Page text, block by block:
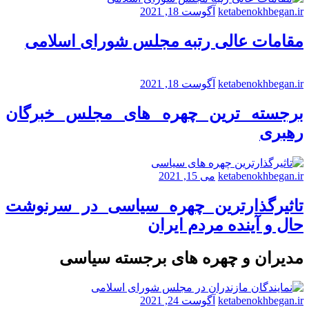
ketabenokhbegan.ir آگوست 18, 2021
مقامات عالی رتبه مجلس شورای اسلامی
ketabenokhbegan.ir آگوست 18, 2021
برجسته ترین چهره های مجلس خبرگان
رهبری
ketabenokhbegan.ir می 15, 2021
تاثیرگذارترین چهره سیاسی در سرنوشت
حال و آینده مردم ایران
مدیران و چهره های برجسته سیاسی
ketabenokhbegan.ir آگوست 24, 2021